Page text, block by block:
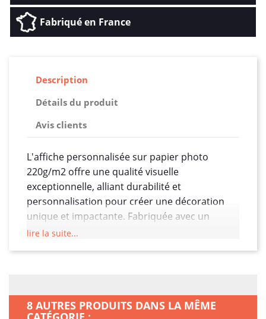
Fabriqué en France
Description
Détails du produit
Avis clients
L'affiche personnalisée sur papier photo
220g/m2 offre une qualité visuelle
exceptionnelle, alliant durabilité et
personnalisation pour créer une décoration
unique et impactante. Fabriquée avec un
papier photo de haute qualité pesant 220
Le papier photo assure des couleurs vives et
éclatantes, ainsi qu'une netteté exceptionnelle
lire la suite...
8 AUTRES PRODUITS DANS LA MÊME